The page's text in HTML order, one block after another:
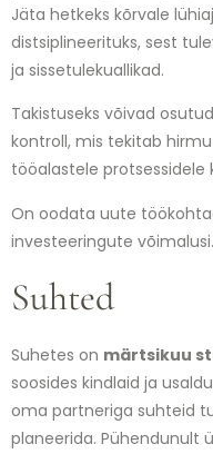
Jäta hetkeks kõrvale
distsiplineerituks, sest
ja sissetulekuallikad.
Takistuseks võivad
kontroll, mis tekitab
tööalastele protsessidele
On oodata uute
investeeringute võimalusi.
Suhted
Suhetes on märtsikuu
soosides kindlaid ja
oma partneriga suhteid
planeerida. Pühendunult